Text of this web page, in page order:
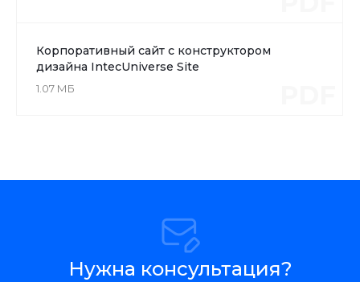
Корпоративный сайт с конструктором
дизайна IntecUniverse Site
1.07 МБ
Нужна консультация?